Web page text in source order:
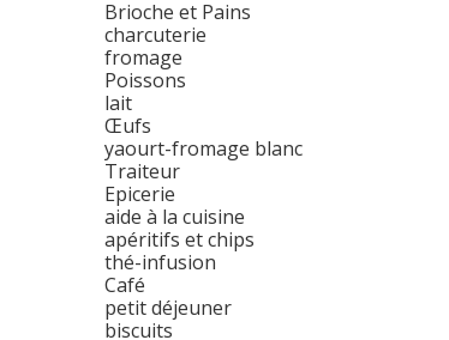
Brioche et Pains
charcuterie
fromage
Poissons
lait
Œufs
yaourt-fromage blanc
Traiteur
Epicerie
aide à la cuisine
apéritifs et chips
thé-infusion
Café
petit déjeuner
biscuits